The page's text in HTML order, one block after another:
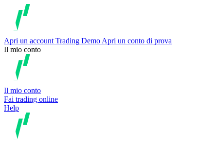
Apri un account Trading Demo Apri un conto di prova
Il mio conto
Il mio conto
Fai trading online
Help